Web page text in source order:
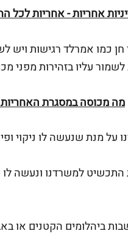
אחריות - אחריות לכל
כמו אמרלד רגישות ויש
עליו בזהירות מפני
מה מכוסה במסגרת
מנת שנעשה לו ניקוי
למשרדנו ונעשה
ביהלומים הקטנים או